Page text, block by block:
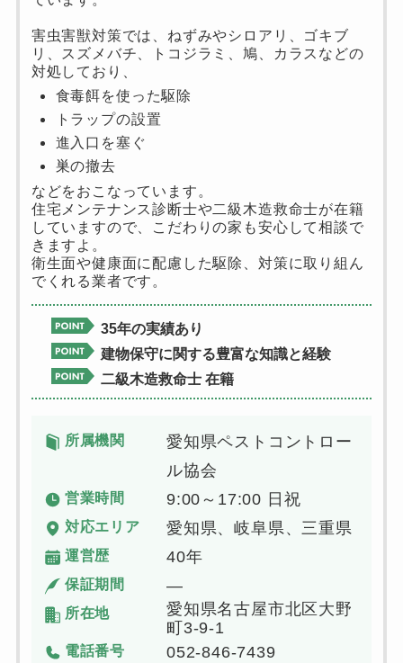
害虫害獣対策では、ねずみやシロアリ、ゴキブ
リ、スズメバチ、トコジラミ、鳩、カラスなどの
対処しており、
食毒餌を使った駆除
トラップの設置
進入口を塞ぐ
巣の撤去
などをおこなっています。
住宅メンテナンス診断士や二級木造救命士が在籍
していますので、こだわりの家も安心して相談で
きますよ。
衛生面や健康面に配慮した駆除、対策に取り組ん
でくれる業者です。
35年の実績あり
建物保守に関する豊富な知識と経験
二級木造救命士 在籍
所属機関
愛知県ペストコントロー
ル協会
営業時間 9:00～17:00 日祝
対応エリア 愛知県、岐阜県、三重県
運営歴 40年
保証期間 ―
所在地
愛知県名古屋市北区大野
町3-9-1
電話番号 052-846-7439